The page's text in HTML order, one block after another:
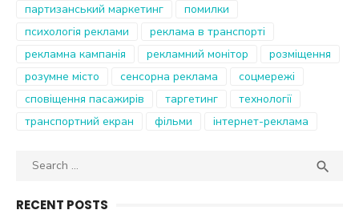
партизанський маркетинг
помилки
психологія реклами
реклама в транспорті
рекламна кампанія
рекламний монітор
розміщення
розумне місто
сенсорна реклама
соцмережі
сповіщення пасажирів
таргетинг
технології
транспортний екран
фільми інтернет-реклама
Search

RECENT POSTS